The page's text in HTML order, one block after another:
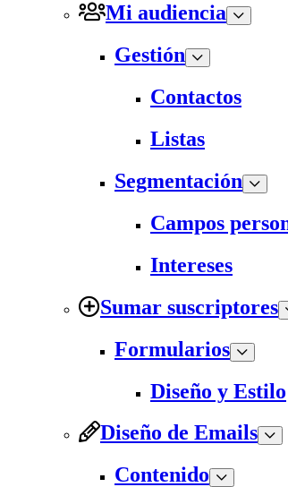
Mi audiencia
Gestión
Contactos
Listas
Segmentación
Campos
Intereses
Sumar suscriptores
Formularios
Diseño y Estilo
Diseño de Emails
Contenido